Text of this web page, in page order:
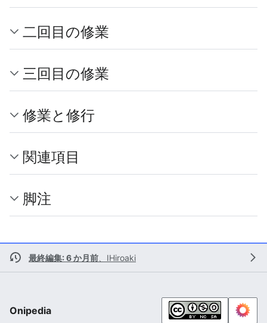
二回目の修業
三回目の修業
修業と修行
関連項目
脚注
最終編集: 6 か月前 IHiroaki
Onipedia